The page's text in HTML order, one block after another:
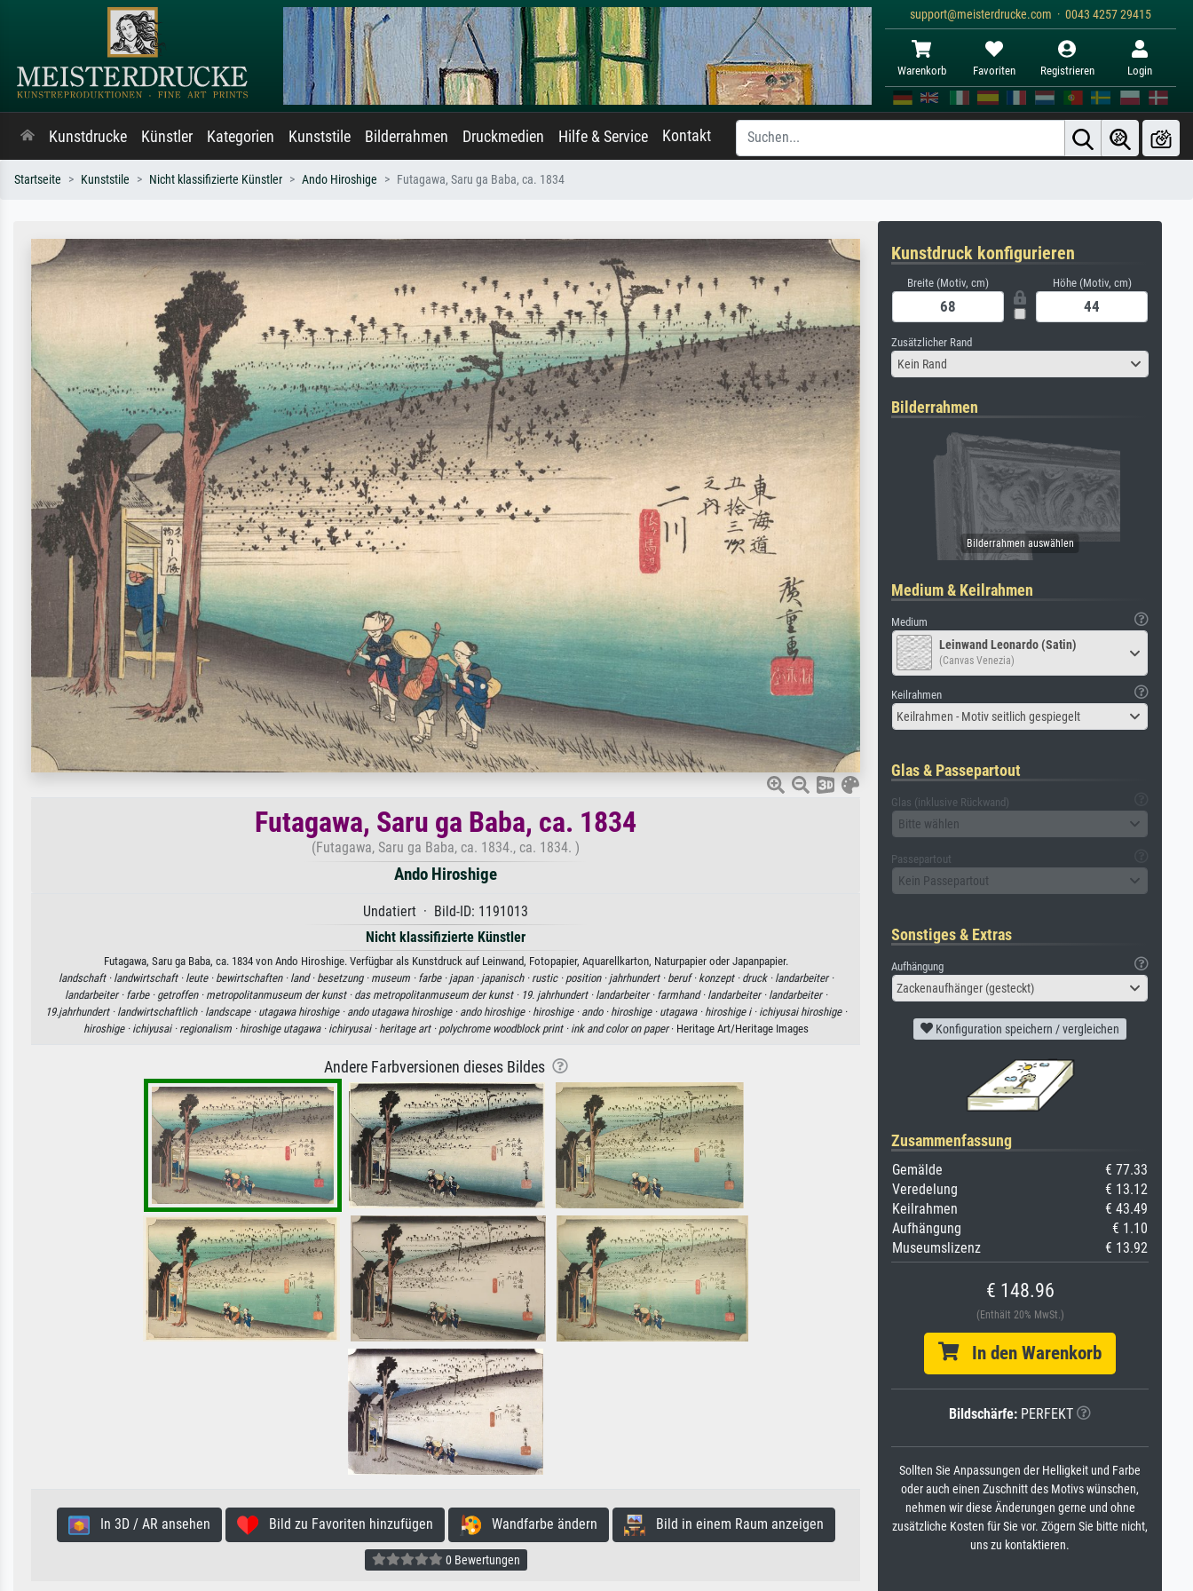
support@meisterdrucke.com · 0043 4257 29415
Warenkorb Favoriten Registrieren Login
Kunstdrucke Künstler Kategorien Kunststile Bilderrahmen Druckmedien Hilfe & Service Kontakt
Startseite Kunststile Nicht klassifizierte Künstler Ando Hiroshige Futagawa, Saru ga Baba, ca. 1834
Futagawa, Saru ga Baba, ca. 1834
(Futagawa, Saru ga Baba, ca. 1834., ca. 1834. )
Ando Hiroshige
Undatiert · Bild-ID: 1191013
Nicht klassifizierte Künstler
Futagawa, Saru ga Baba, ca. 1834 von Ando Hiroshige. Verfügbar als Kunstdruck auf Leinwand, Fotopapier, Aquarellkarton, Naturpapier oder Japanpapier.
landschaft · landwirtschaft · leute · bewirtschaften · land · besetzung · museum · farbe · japan · japanisch · rustic · position · jahrhundert · beruf · konzept · druck · landarbeiter ·
landarbeiter · farbe · getroffen · metropolitanmuseum der kunst · das metropolitanmuseum der kunst · 19. jahrhundert · landarbeiter · farmhand · landarbeiter · landarbeiter ·
19.jahrhundert · landwirtschaftlich · landscape · utagawa hiroshige · ando utagawa hiroshige · ando hiroshige · hiroshige · ando · hiroshige · utagawa · hiroshige i · ichiyusai hiroshige ·
hiroshige · ichiyusai · regionalism · hiroshige utagawa · ichiryusai · heritage art · polychrome woodblock print · ink and color on paper· Heritage Art/Heritage Images
Andere Farbversionen dieses Bildes
In 3D / AR ansehen Bild zu Favoriten hinzufügen Wandfarbe ändern Bild in einem Raum anzeigen
0 Bewertungen
Kunstdruck konfigurieren
Breite (Motiv, cm) Höhe (Motiv, cm)
Zusätzlicher Rand
Kein Rand
Bilderrahmen
Medium & Keilrahmen
Medium
Leinwand Leonardo (Satin)
(Canvas Venezia)
Keilrahmen
Keilrahmen - Motiv seitlich gespiegelt
Glas & Passepartout
Glas (inklusive Rückwand)
Bitte wählen
Passepartout
Kein Passepartout
Sonstiges & Extras
Aufhängung
Zackenaufhänger (gesteckt)
Konfiguration speichern / vergleichen
Zusammenfassung
Gemälde
€ 77.33
Veredelung
€ 13.12
Keilrahmen
€ 43.49
Aufhängung
€ 1.10
Museumslizenz
€ 13.92
€ 148.96
(Enthält 20% MwSt.)
In den Warenkorb
Bildschärfe: PERFEKT
Sollten Sie Anpassungen der Helligkeit und Farbe
oder auch einen Zuschnitt des Motivs wünschen,
nehmen wir diese Änderungen gerne und ohne
zusätzliche Kosten für Sie vor. Zögern Sie bitte nicht,
uns zu kontaktieren.